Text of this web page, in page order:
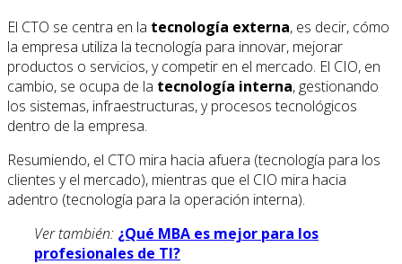
El CTO se centra en la tecnología externa, es decir, cómo
la empresa utiliza la tecnología para innovar, mejorar
productos o servicios, y competir en el mercado. El CIO, en
cambio, se ocupa de la tecnología interna, gestionando
los sistemas, infraestructuras, y procesos tecnológicos
dentro de la empresa.
Resumiendo, el CTO mira hacia afuera (tecnología para los
clientes y el mercado), mientras que el CIO mira hacia
adentro (tecnología para la operación interna).
Ver también: ¿Qué MBA es mejor para los
profesionales de TI?